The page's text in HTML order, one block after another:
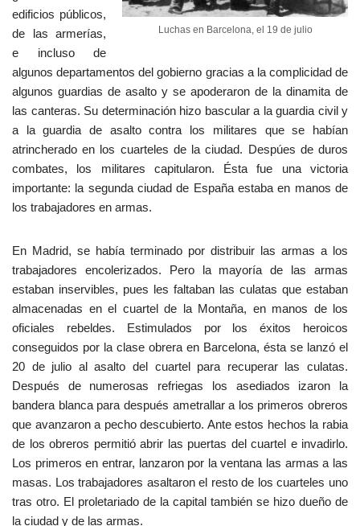
Luchas en Barcelona, el 19 de julio
edificios públicos,
de las armerías,
e incluso de
algunos departamentos del gobierno gracias a la complicidad de
algunos guardias de asalto y se apoderaron de la dinamita de
las canteras. Su determinación hizo bascular a la guardia civil y
a la guardia de asalto contra los militares que se habían
atrincherado en los cuarteles de la ciudad. Despúes de duros
combates, los militares capitularon. Ésta fue una victoria
importante: la segunda ciudad de España estaba en manos de
los trabajadores en armas.
En Madrid, se había terminado por distribuir las armas a los
trabajadores encolerizados. Pero la mayoría de las armas
estaban inservibles, pues les faltaban las culatas que estaban
almacenadas en el cuartel de la Montaña, en manos de los
oficiales rebeldes. Estimulados por los éxitos heroicos
conseguidos por la clase obrera en Barcelona, ésta se lanzó el
20 de julio al asalto del cuartel para recuperar las culatas.
Después de numerosas refriegas los asediados izaron la
bandera blanca para después ametrallar a los primeros obreros
que avanzaron a pecho descubierto. Ante estos hechos la rabia
de los obreros permitió abrir las puertas del cuartel e invadirlo.
Los primeros en entrar, lanzaron por la ventana las armas a las
masas. Los trabajadores asaltaron el resto de los cuarteles uno
tras otro. El proletariado de la capital también se hizo dueño de
la ciudad y de las armas.